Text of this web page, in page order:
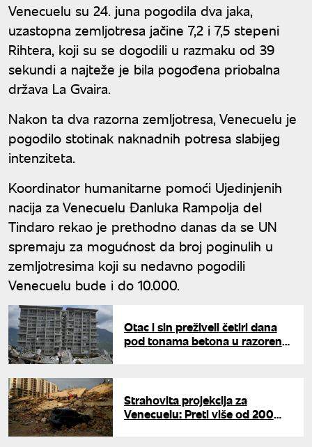
Venecuelu su 24. juna pogodila dva jaka,
uzastopna zemljotresa jačine 7,2 i 7,5 stepeni
Rihtera, koji su se dogodili u razmaku od 39
sekundi a najteže je bila pogođena priobalna
država La Gvaira.
Nakon ta dva razorna zemljotresa, Venecuelu je
pogodilo stotinak naknadnih potresa slabijeg
intenziteta.
Koordinator humanitarne pomoći Ujedinjenih
nacija za Venecuelu Đanluka Rampolja del
Tindaro rekao je prethodno danas da se UN
spremaju za mogućnost da broj poginulih u
zemljotresima koji su nedavno pogodili
Venecuelu bude i do 10.000.
Otac i sin preživeli četiri dana
pod tonama betona u razorenoj
Strahovita projekcija za
Venecuelu: Preti više od 200